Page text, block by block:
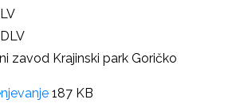
zavod Krajinski park Goričko
187 KB